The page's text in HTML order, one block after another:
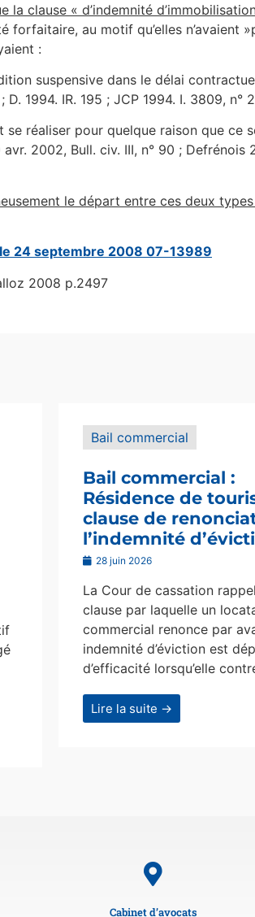
la clause « d’indemnité
forfaitaire, au motif qu’elles n’avaient
:
suspensive dans le délai
D. 1994. IR. 195 ; JCP 1994. I. 3809,
réaliser pour quelque raison que
2002, Bull. civ. III, n° 90 ;
le départ entre ces deux
24 septembre 2008 07-13989
2008 p.2497
Bail commercial
Bail commercial :
Résidence de
clause de
l’indemnité
28 juin 2026
La Cour de cassation
clause par laquelle un
commercial renonce par
indemnité d’éviction est
d’efficacité lorsqu’elle
Lire la suite →
Cabinet d’avocats